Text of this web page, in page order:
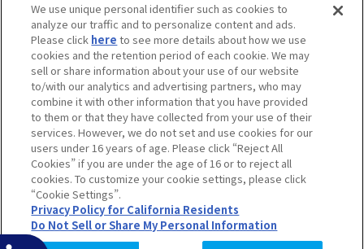
ウェブアクセシビリティ方針
カスタマーハラスメントに対する基本的な対応方針について
©BANDAI SPIRITS CO.,LTD. ALL RIGHTS RESERVED.
We use unique personal identifier such as cookies to
analyze our traffic and to personalize content and ads.
Please click here to see more details about how we use
cookies and the retention period of each cookie. We may
sell or share information about your use of our website
to/with our analytics and advertising partners, who may
combine it with other information that you have provided
to them or that they have collected from your use of their
services. However, we do not set and use cookies for our
users under 16 years of age. Please click “Reject All
Cookies” if you are under the age of 16 or to reject all
cookies. To customize your cookie settings, please click
“Cookie Settings”.
Privacy Policy for California Residents
Do Not Sell or Share My Personal Information